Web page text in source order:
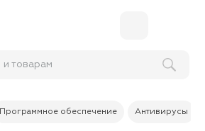
Программное обеспечение Антивирусы